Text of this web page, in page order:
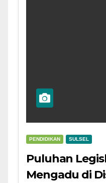
PENDIDIKAN SULSEL
Puluhan
Mengadu di